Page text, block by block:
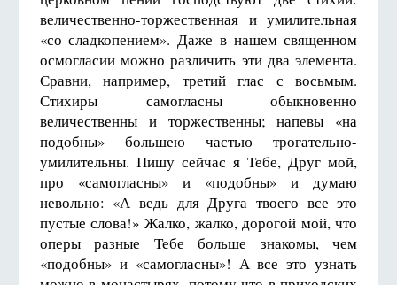
величественно-торжественная и умилительная
«со сладкопением». Даже в нашем священном
осмогласии можно различить эти два элемента.
Сравни, например, третий глас с восьмым.
Стихиры самогласны обыкновенно
величественны и торжественны; напевы «на
подобны» большею частью трогательно-
умилительны. Пишу сейчас я Тебе, Друг мой,
про «самогласны» и «подобны» и думаю
невольно: «А ведь для Друга твоего все это
пустые слова!» Жалко, жалко, дорогой мой, что
оперы разные Тебе больше знакомы, чем
«подобны» и «самогласны»! А все это узнать